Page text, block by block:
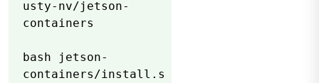
usty-nv/jetson-
containers
bash jetson-
containers/install.s